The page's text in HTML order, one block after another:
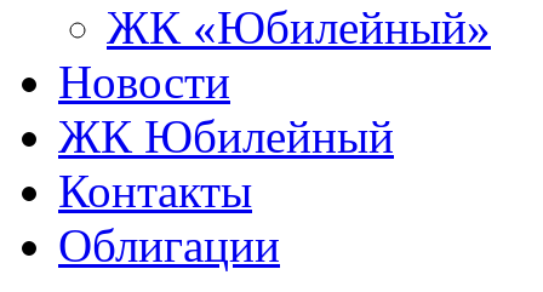
ЖК «Юбилейный»
Новости
ЖК Юбилейный
Контакты
Облигации